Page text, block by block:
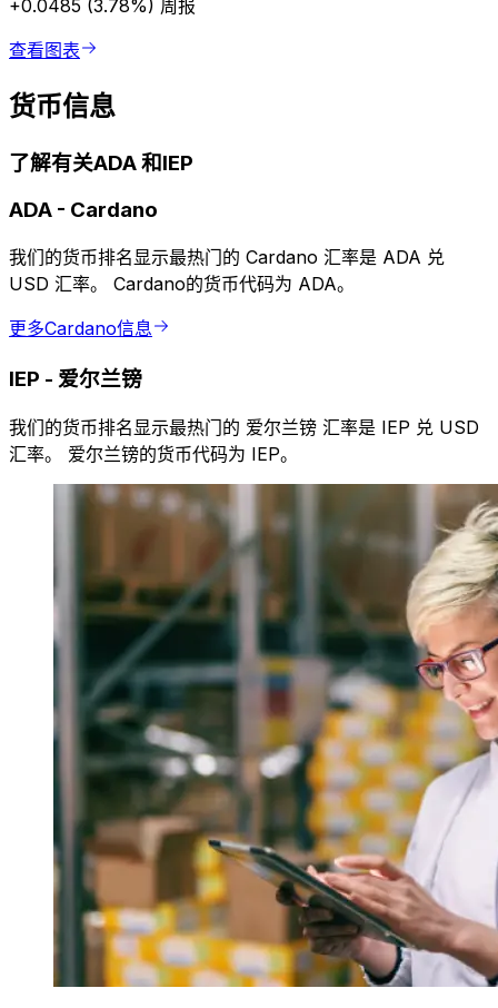
+0.0485 (3.78%) 周报
查看图表
货币信息
了解有关ADA 和IEP
ADA - Cardano
我们的货币排名显示最热门的 Cardano 汇率是 ADA 兑
USD 汇率。 Cardano的货币代码为 ADA。
更多Cardano信息
IEP - 爱尔兰镑
我们的货币排名显示最热门的 爱尔兰镑 汇率是 IEP 兑 USD
汇率。 爱尔兰镑的货币代码为 IEP。